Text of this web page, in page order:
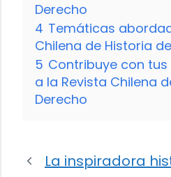
Derecho
4 Temáticas
Chilena de Historia
5 Contribuye con
a la Revista Chilena
Derecho
La inspiradora